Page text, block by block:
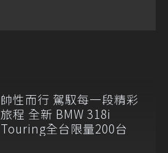
帥性而行 駕馭每一段精彩
旅程 全新 BMW 318i
Touring全台限量200台